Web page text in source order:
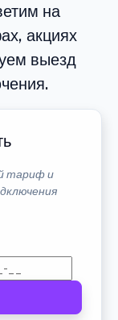
на
акциях
выезд
тариф и